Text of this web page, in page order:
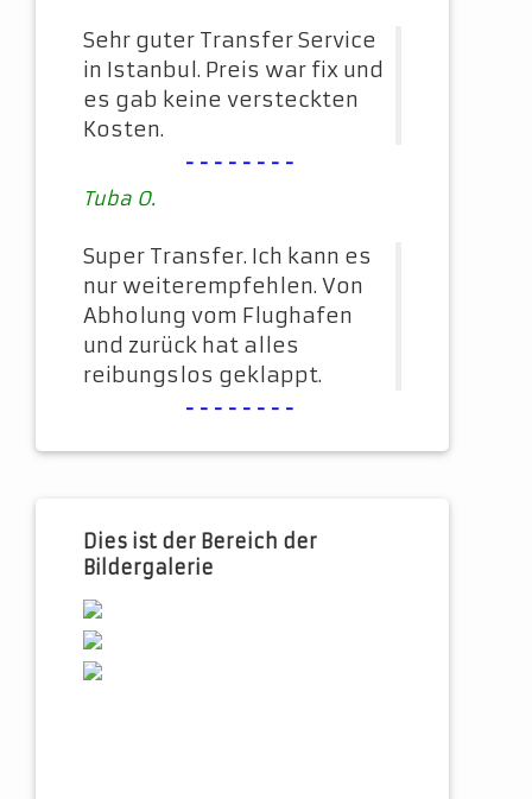
Sehr guter Transfer Service
in Istanbul. Preis war fix und
es gab keine versteckten
Kosten.
--------
Tuba O.
Super Transfer. Ich kann es
nur weiterempfehlen. Von
Abholung vom Flughafen
und zurück hat alles
reibungslos geklappt.
--------
Dies ist der Bereich der
Bildergalerie